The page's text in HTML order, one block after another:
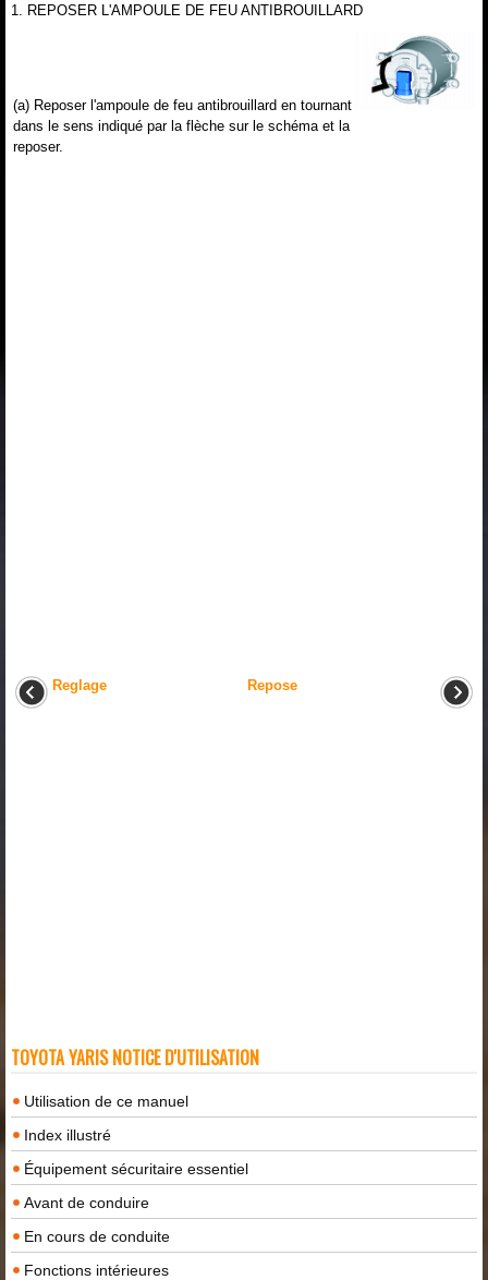
1. REPOSER L'AMPOULE DE FEU ANTIBROUILLARD
(a) Reposer l'ampoule de feu antibrouillard en tournant
dans le sens indiqué par la flèche sur le schéma et la
reposer.
Reglage Repose
TOYOTA YARIS NOTICE D'UTILISATION
Utilisation de ce manuel
Index illustré
Équipement sécuritaire essentiel
Avant de conduire
En cours de conduite
Fonctions intérieures